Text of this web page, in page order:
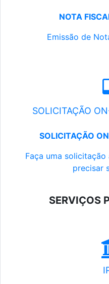
NOTA
Emissão de
SOLICITAÇÃO
SOLICITAÇÃO
Faça uma
precisar
SERVIÇOS